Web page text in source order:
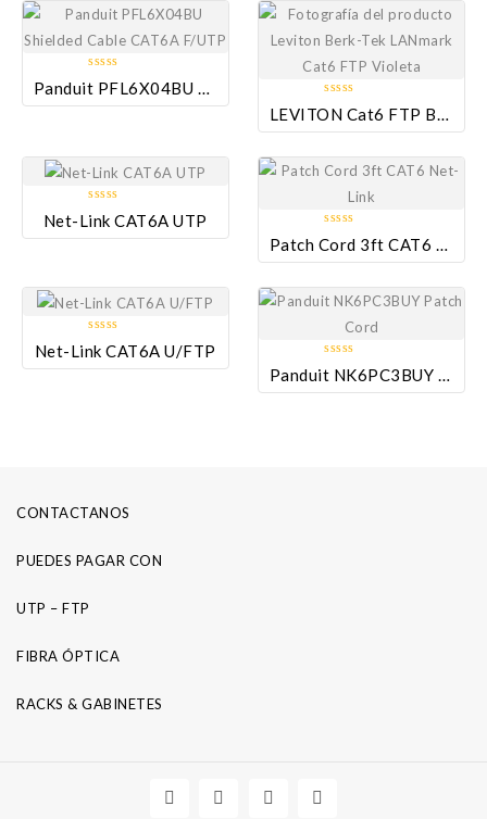
5
5
Panduit PFL6X04BU Shielded Cable CAT6A F/UTP
0
LEVITON Cat6 FTP Berk-Tek LANmark Violeta
0
5
Net-Link CAT6A UTP
0
out
Patch Cord 3ft CAT6 Net-Link
0
5
Net-Link CAT6A U/FTP
0
out
Panduit NK6PC3BUY Patch Cord
0
CONTACTANOS
PUEDES PAGAR CON
UTP – FTP
FIBRA ÓPTICA
RACKS & GABINETES